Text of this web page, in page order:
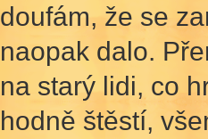
doufám, že se
naopak dalo.
na starý lidi, co
hodně štěstí,